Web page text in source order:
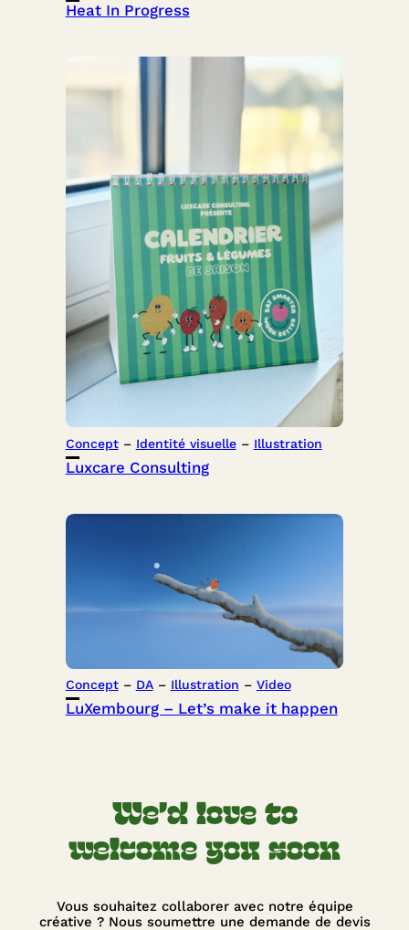
Heat In Progress
Concept – Identité visuelle – Illustration
Luxcare Consulting
Concept – DA – Illustration – Video
LuXembourg – Let’s make it happen
We’d love to
welcome you soon
Vous souhaitez collaborer avec notre équipe
créative ? Nous soumettre une demande de devis